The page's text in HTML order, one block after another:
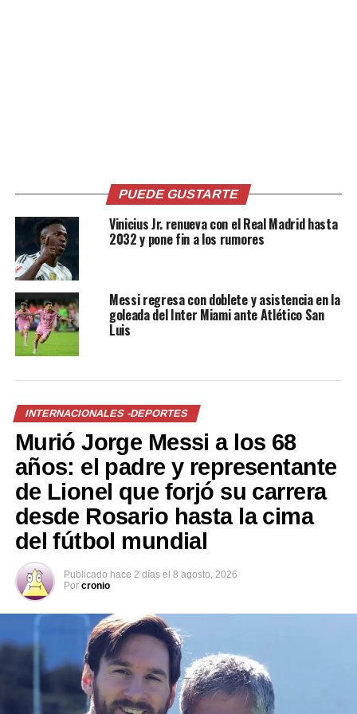
Intenciones de salida de
Messi complica el fichaje de
Lautaro
30 agosto, 2020
En «Internacionales -
RELATED TOPICS: ARGENTINA BAJA
LESIÓN
MARTINEZ MUSCULAR RECAÍDA
SERIEA
SÓLEO
UP NEXT
FOX Latinoamérica anuncia el lanzamiento del canal FOX
en Centroamérica
DON'T MISS
Barcelona golea al Espanyol en el derbi y se acerca al
título de LaLiga
PUEDE GUSTARTE
Vinicius Jr. renueva con el Real Madrid hasta
2032 y pone fin a los rumores
Messi regresa con doblete y asistencia en la
goleada del Inter Miami ante Atlético San
Luis
INTERNACIONALES -DEPORTES
Murió Jorge Messi a los 68
años: el padre y representante
de Lionel que forjó su carrera
desde Rosario hasta la cima
del fútbol mundial
Publicado hace 2 días el 8 agosto, 2026
Por cronio